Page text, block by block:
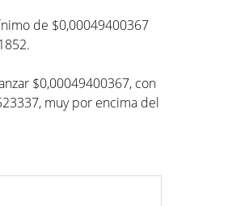
de $0,00049400367
$0,00049400367, con
muy por encima del